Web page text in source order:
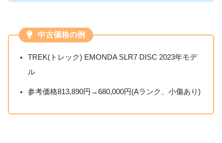
中古価格の例
TREK(トレック) EMONDA SLR7 DISC 2023年モデ
ル
参考価格813,890円→680,000円(Aランク、小傷あり)